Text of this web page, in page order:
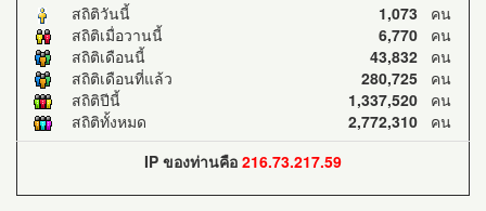
สถิติวันนี้
1,073 คน
สถิติเมื่อวานนี้
6,770 คน
สถิติเดือนนี้
43,832 คน
สถิติเดือนที่แล้ว
280,725 คน
สถิติปีนี้
1,337,520 คน
สถิติทั้งหมด
2,772,310 คน
IP ของท่านคือ 216.73.217.59